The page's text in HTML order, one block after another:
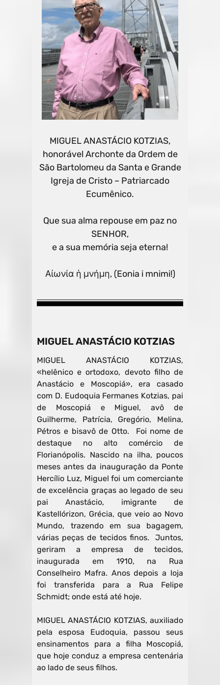
MIGUEL ANASTÁCIO KOTZIAS,
honorável Archonte da Ordem de
São Bartolomeu da Santa e Grande
Igreja de Cristo – Patriarcado
Ecumênico.
Que sua alma repouse em paz no
SENHOR,
e a sua memória seja eterna!
Αἰωνία ἡ μνήμη, (Eonia i mnimi!)
MIGUEL ANASTÁCIO KOTZIAS
MIGUEL ANASTÁCIO KOTZIAS,
«helênico e ortodoxo, devoto filho de
Anastácio e Moscopiá», era casado
com D. Eudoquia Fermanes Kotzias, pai
de Moscopiá e Miguel, avô de
Guilherme, Patrícia, Gregório, Melina,
Pétros e bisavô de Otto. Foi nome de
destaque no alto comércio de
Florianópolis. Nascido na ilha, poucos
meses antes da inauguração da Ponte
Hercílio Luz, Miguel foi um comerciante
de excelência graças ao legado de seu
pai Anastácio, imigrante de
Kastellórizon, Grécia, que veio ao Novo
Mundo, trazendo em sua bagagem,
várias peças de tecidos finos. Juntos,
geriram a empresa de tecidos,
inaugurada em 1910, na Rua
Conselheiro Mafra. Anos depois a loja
foi transferida para a Rua Felipe
Schmidt; onde está até hoje.
MIGUEL ANASTÁCIO KOTZIAS, auxiliado
pela esposa Eudoquia, passou seus
ensinamentos para a filha Moscopiá,
que hoje conduz a empresa centenária
ao lado de seus filhos.